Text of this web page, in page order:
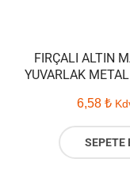
FIRÇALI ALTIN
YUVARLAK
6,58 ₺
SEPETE